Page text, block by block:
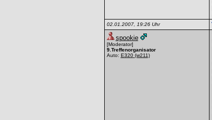
02.01.2007, 19:26 Uhr
spookie
[Moderator]
9.Treffenorganisator
Auto: E320(w211)